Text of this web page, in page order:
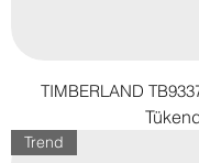
TIMBERLAND
Trend